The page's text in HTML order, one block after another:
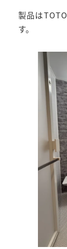
製品は
す。